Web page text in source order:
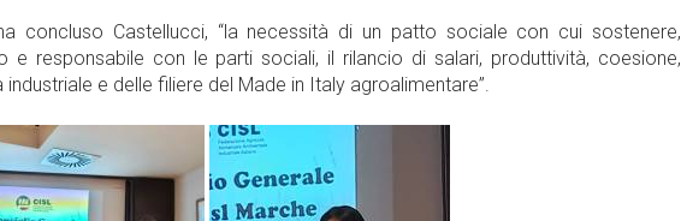
concluso Castellucci, “la necessità di un patto sociale con cui sostenere,
e responsabile con le parti sociali, il rilancio di salari, produttività, coesione,
e delle filiere del Made in Italy agroalimentare”.